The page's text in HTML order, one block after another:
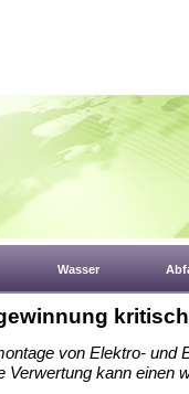
Wasser
von Elektro- und
Verwertung kann einen